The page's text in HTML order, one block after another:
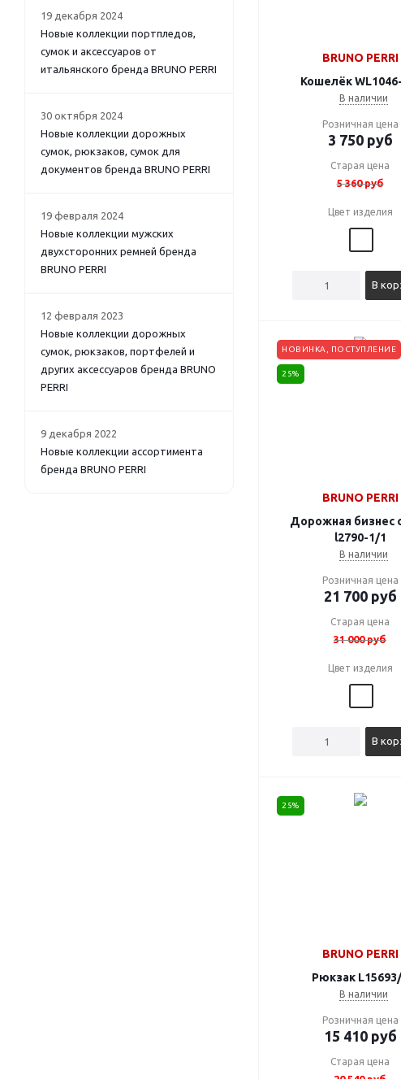
BRUNO PERRI
Кошелёк
В наличии
Розничная цена
3 750руб
Старая цена
5 360руб
Цвет изделия
В
НОВИНКА, ПОСТУПЛЕНИЕ
25%
BRUNO PERRI
Дорожная бизнес
l2790-1/1
В наличии
Розничная цена
21 700руб
Старая цена
31 000руб
Цвет изделия
В
25%
BRUNO PERRI
Рюкзак
В наличии
Розничная цена
15 410руб
Старая цена
19 декабря 2024
Новые коллекции портпледов,
сумок и аксессуаров от
итальянского бренда BRUNO PERRI
30 октября 2024
Новые коллекции дорожных
сумок, рюкзаков, сумок для
документов бренда BRUNO PERRI
19 февраля 2024
Новые коллекции мужских
двухсторонних ремней бренда
BRUNO PERRI
12 февраля 2023
Новые коллекции дорожных
сумок, рюкзаков, портфелей и
других аксессуаров бренда BRUNO
PERRI
9 декабря 2022
Новые коллекции ассортимента
бренда BRUNO PERRI